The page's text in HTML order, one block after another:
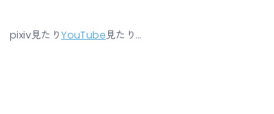
pixiv見たりYouTube見たり…